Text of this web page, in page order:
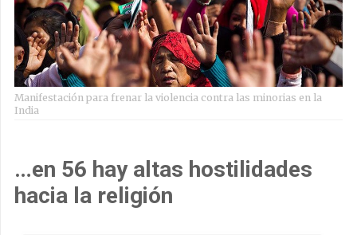
Manifestación para frenar la violencia contra las minorias en la
India
…en 56 hay altas hostilidades
hacia la religión